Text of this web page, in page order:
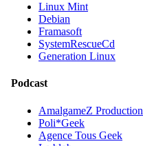
Linux Mint
Debian
Framasoft
SystemRescueCd
Generation Linux
Podcast
AmalgameZ Production
Poli*Geek
Agence Tous Geek